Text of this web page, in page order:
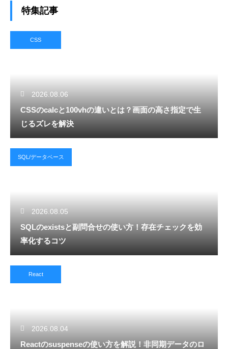
特集記事
CSS
2026.08.06
CSSのcalcと100vhの違いとは？画面の高さ指定で生
じるズレを解決
SQL/データベース
2026.08.05
SQLのexistsと副問合せの使い方！存在チェックを効
率化するコツ
React
2026.08.04
Reactのsuspenseの使い方を解説！非同期データのロ